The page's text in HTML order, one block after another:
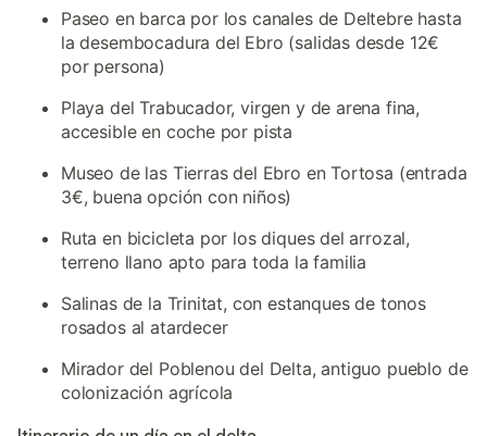
Paseo en barca por los canales de Deltebre hasta
la desembocadura del Ebro (salidas desde 12€
por persona)
Playa del Trabucador, virgen y de arena fina,
accesible en coche por pista
Museo de las Tierras del Ebro en Tortosa (entrada
3€, buena opción con niños)
Ruta en bicicleta por los diques del arrozal,
terreno llano apto para toda la familia
Salinas de la Trinitat, con estanques de tonos
rosados al atardecer
Mirador del Poblenou del Delta, antiguo pueblo de
colonización agrícola